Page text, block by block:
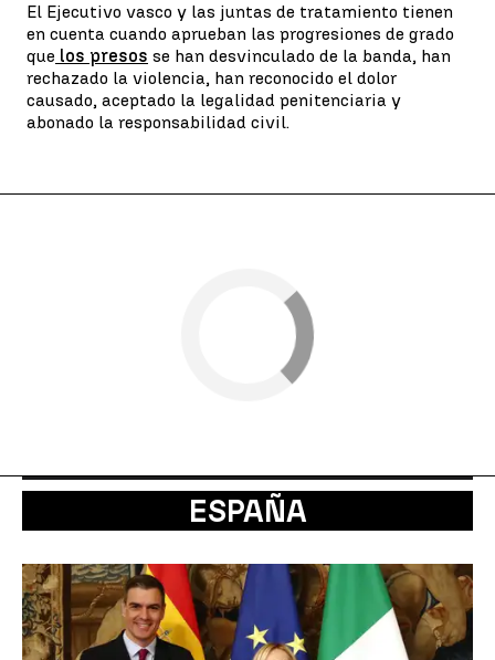
El Ejecutivo vasco y las juntas de tratamiento tienen
en cuenta cuando aprueban las progresiones de grado
que los presos se han desvinculado de la banda, han
rechazado la violencia, han reconocido el dolor
causado, aceptado la legalidad penitenciaria y
abonado la responsabilidad civil.
ESPAÑA